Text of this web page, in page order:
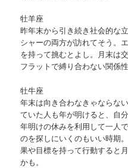
牡羊座
昨年末から引き続き社会的な
シャーの両方が訪れてそう。
を持って挑むとよし。月末は
フラットで縛り合わない関係
牡牛座
年末は向き合わなきゃならな
ていた人も年が明けると、自
年明けの休みを利用して一人
のを探しにいくのもいい時期
果や目標を持って行動すると
かも。